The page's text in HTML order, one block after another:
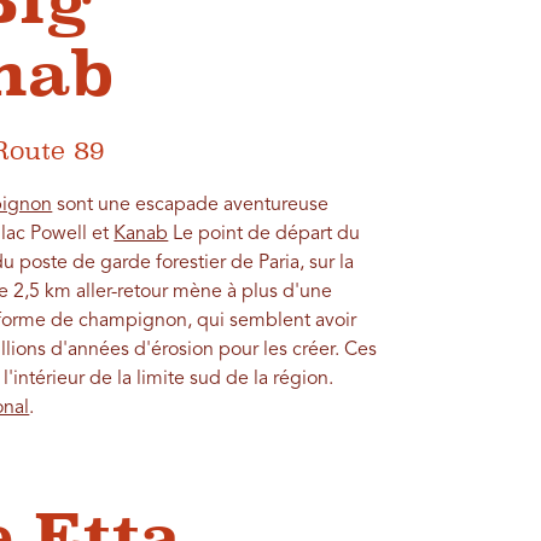
89
sont une escapade aventureuse
Powell et Kanab Le point de départ du
poste de garde forestier de Paria, sur la
2,5 km aller-retour mène à plus d'une
de champignon, qui semblent avoir
d'années d'érosion pour les créer. Ces
de la limite sud de la région.
.